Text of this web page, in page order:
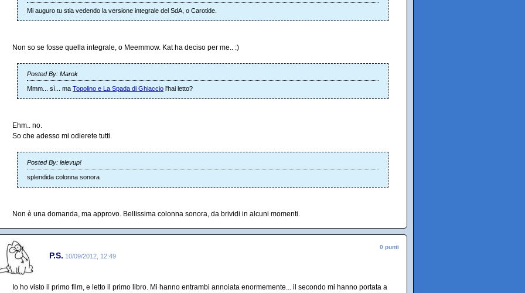
Mi auguro tu stia vedendo la versione integrale del SdA, o Carotide.
Non so se fosse quella integrale, o Meemmow. Kat ha deciso per me.. :)
Posted By: Marok
Mmm... sì... ma Topolino e La Spada di Ghiaccio l'hai letto?
Ehm.. no.
So che adesso mi odierete tutti.
Posted By: lelevup!
splendida colonna sonora
Non è una domanda, ma approvo. Bellissima colonna sonora, da brividi in alcuni momenti.
P.S. 10/09/2012, 12:49
0 punti
Io ho visto il primo film, e letto il primo libro. Mi hanno entrambi annoiata enormemente... il secondo mi hanno portata a